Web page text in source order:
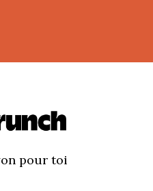
pour toi